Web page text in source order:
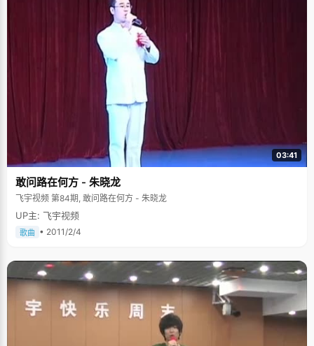
03:41
敢问路在何方 - 朱晓龙
飞宇视频 第84期, 敢问路在何方 - 朱晓龙
UP主: 飞宇视频
歌曲 • 2011/2/4